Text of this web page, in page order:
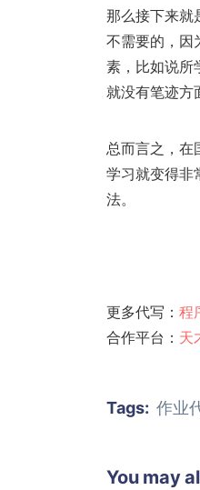
那么接下来就
不需要的，因
素，比如说所
就没有笔迹方
总而言之，在
学习就变得非
法。
更多代写： 程
合作平台： 天
Tags: 作业
You may